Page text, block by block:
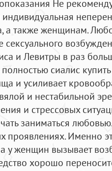
Не
а также женщинам.
сексуального
и Левитры в раз
сиалис
и усиливает
и нестабильной
и стрессовых
заниматься
Именно
у женщин вызывает
хорошо